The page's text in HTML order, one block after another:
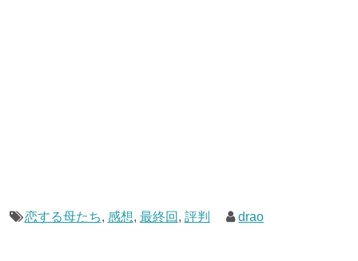
恋する母たち, 感想, 最終回 , 評判 drao